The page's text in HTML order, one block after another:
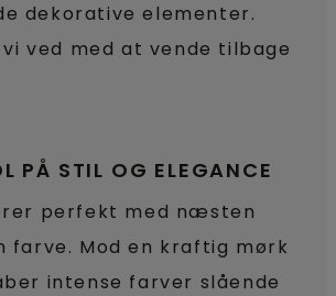
dekorative elementer.
ved med at vende tilbage
PÅ STIL OG ELEGANCE
perfekt med næsten
farve. Mod en kraftig mørk
intense farver slående